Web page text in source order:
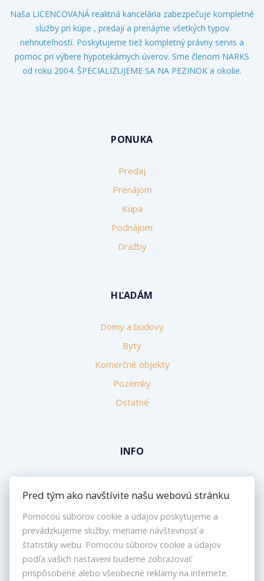
Naša LICENCOVANÁ realitná kancelária zabezpečuje kompletné
služby pri kúpe , predaji a prenájme všetkých typov
nehnuteľností. Poskytujeme tiež kompletný právny servis a
pomoc pri výbere hypotekárnych úverov. Sme členom NARKS
od roku 2004. ŠPECIALIZUJEME SA NA PEZINOK a okolie.
PONUKA
Predaj
Prenájom
Kúpa
Podnájom
Dražby
HĽADÁM
Domy a budovy
Byty
Komerčné objekty
Pozemky
Ostatné
INFO
Napíšte nám
Kontakt
Nastavenie cookies
Pred tým ako navštívite našu webovú stránku
Pomocou súborov cookie a údajov poskytujeme a
prevádzkujeme služby, meriame návštevnosť a
štatistiky webu. Pomocou súborov cookie a údajov
podľa vašich nastavení budeme zobrazovať
prispôsobené alebo všeobecné reklamy na internete.